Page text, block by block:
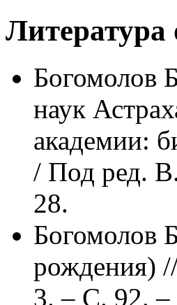
Литература
Богомолов
наук
академии:
/ Под ред.
28.
Богомолов
рождения)
3. – С. 92.